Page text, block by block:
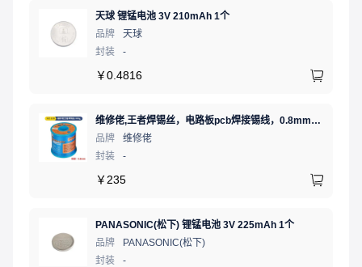
天球 锂锰电池 3V 210mAh 1个
品牌
天球
封装
-
￥0.4816
维修佬,王者焊锡丝，电路板pcb焊接锡线，0.8mm800g,1个
品牌
维修佬
封装
-
￥ 235
PANASONIC(松下) 锂锰电池 3V 225mAh 1个
品牌
PANASONIC(松下)
封装
-